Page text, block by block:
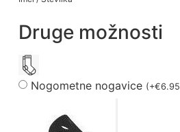
Druge možnosti
Nogometne nogavice (+€6.95